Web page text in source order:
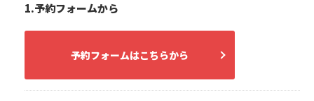
1.予約フォームから
予約フォームはこちらから